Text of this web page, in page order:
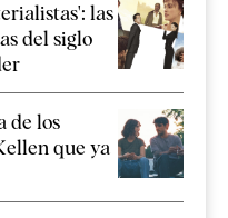
las
del siglo
de los
que ya